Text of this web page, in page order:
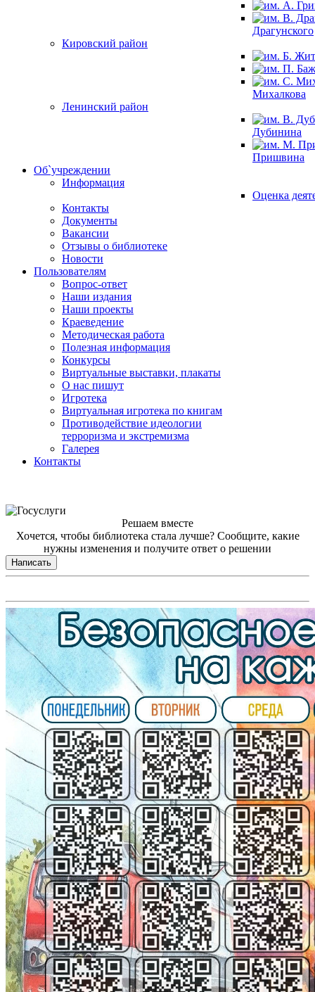
Драгунского
Кировский район
Михалкова
Ленинский район
Дубинина
Пришвина
Об`учреждении
Информация
Оценка
Контакты
Документы
Вакансии
Отзывы о библиотеке
Новости
Пользователям
Вопрос-ответ
Наши издания
Наши проекты
Краеведение
Методическая работа
Полезная информация
Конкурсы
Виртуальные выставки, плакаты
О нас пишут
Игротека
Виртуальная игротека по книгам
Противодействие идеологии
терроризма и экстремизма
Галерея
Контакты
Решаем вместе
Хочется, чтобы библиотека стала лучше? Сообщите, какие
нужны изменения и получите ответ о решении
Написать